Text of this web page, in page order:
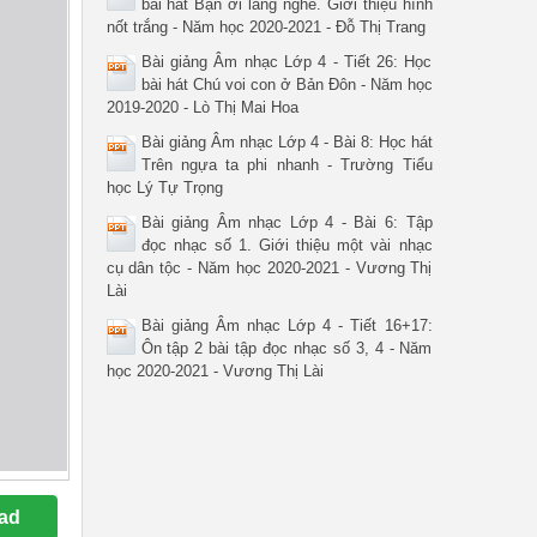
bài hát Bạn ơi lắng nghe. Giới thiệu hình
nốt trắng - Năm học 2020-2021 - Đỗ Thị Trang
Bài giảng Âm nhạc Lớp 4 - Tiết 26: Học
bài hát Chú voi con ở Bản Đôn - Năm học
2019-2020 - Lò Thị Mai Hoa
Bài giảng Âm nhạc Lớp 4 - Bài 8: Học hát
Trên ngựa ta phi nhanh - Trường Tiểu
học Lý Tự Trọng
Bài giảng Âm nhạc Lớp 4 - Bài 6: Tập
đọc nhạc số 1. Giới thiệu một vài nhạc
cụ dân tộc - Năm học 2020-2021 - Vương Thị
Lài
Bài giảng Âm nhạc Lớp 4 - Tiết 16+17:
Ôn tập 2 bài tập đọc nhạc số 3, 4 - Năm
học 2020-2021 - Vương Thị Lài